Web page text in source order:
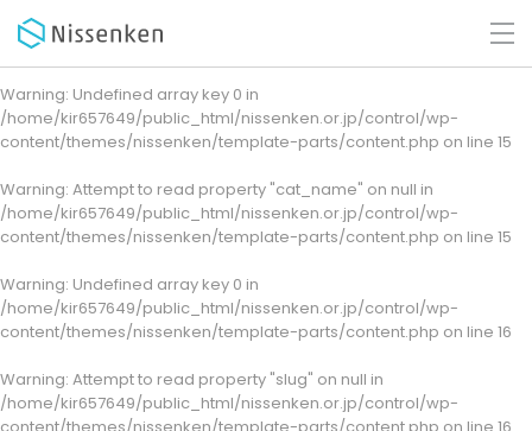
Warning: Undefined array key 0 in
/home/kir657649/public_html/nissenken.or.jp/control/wp-
content/themes/nissenken/template-parts/content.php on line 15
Warning: Attempt to read property "cat_name" on null in
/home/kir657649/public_html/nissenken.or.jp/control/wp-
content/themes/nissenken/template-parts/content.php on line 15
Warning: Undefined array key 0 in
/home/kir657649/public_html/nissenken.or.jp/control/wp-
content/themes/nissenken/template-parts/content.php on line 16
Warning: Attempt to read property "slug" on null in
/home/kir657649/public_html/nissenken.or.jp/control/wp-